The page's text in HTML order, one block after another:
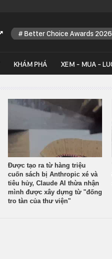
Better Choice Awards 2026
KHÁM PHÁ XEM - MUA -
Được tạo ra từ hàng triệu
cuốn sách bị Anthropic xé và
tiêu hủy, Claude AI thừa nhận
mình được xây dựng từ "đống
tro tàn của thư viện"